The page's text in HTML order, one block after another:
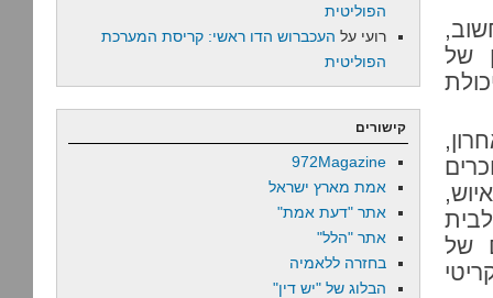
של
של
הפוליטית
רועי על העכברוש הדו ראשי: קריסת המערכת
הפוליטית
קישורים
972Magazine
אמת מארץ ישראל
אתר "דעת אמת"
אתר "הלל"
בחזרה ללאמיה
הבלוג של "יש דין"